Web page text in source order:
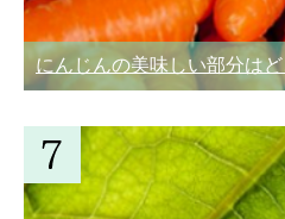
にんじんの美味しい部分は